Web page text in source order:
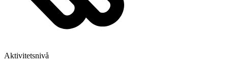
Aktivitetsnivå